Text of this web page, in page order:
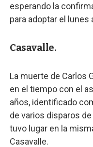
esperando la
para adoptar el lunes
Casavalle.
La muerte de Carlos
en el tiempo con el
años, identificado
de varios disparos
tuvo lugar en la
Casavalle.